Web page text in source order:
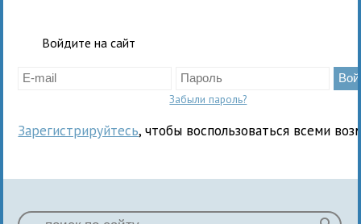
Войдите на сайт
Забыли пароль?
Зарегистрируйтесь, чтобы воспользоваться всеми